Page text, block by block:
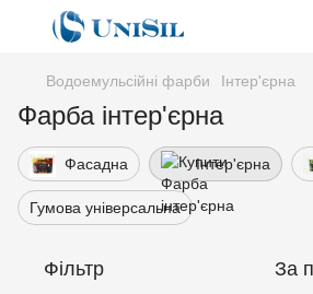
Водоемульсійні фарби Інтер'єрна
Фарба інтер'єрна
Фасадна Інтер'єрна
Гумова універсальна
Фільтр За